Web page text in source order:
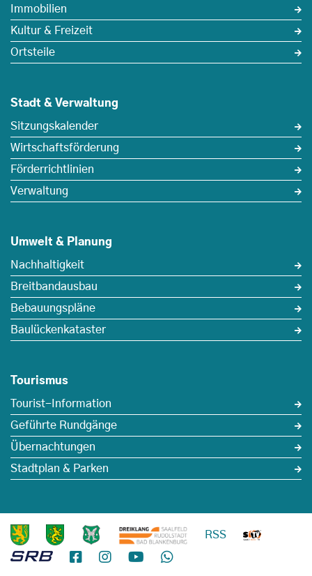
Immobilien
Kultur & Freizeit
Ortsteile
Stadt & Verwaltung
Sitzungskalender
Wirtschaftsförderung
Förderrichtlinien
Verwaltung
Umwelt & Planung
Nachhaltigkeit
Breitbandausbau
Bebauungspläne
Baulückenkataster
Tourismus
Tourist-Information
Geführte Rundgänge
Übernachtungen
Stadtplan & Parken
RSS